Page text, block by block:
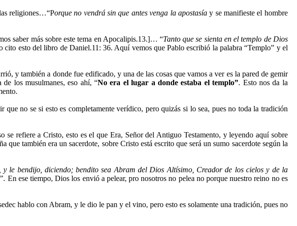
religiones…“Porque no vendrá sin que antes venga la apostasíay se manifieste el hombre
saber más sobre este tema en Apocalipis.13.]… “Tanto que se sienta en el templo de Dios
esto del libro de Daniel.11: 36. Aquí vemos que Pablo escribió la palabra “Templo” y el
y también a donde fue edificado, y una de las cosas que vamos a ver es la pared de gemir
los musulmanes, eso ahí, “No era el lugar a donde estaba el templo”. Esto nos da la
no se si esto es completamente verídico, pero quizás si lo sea, pues no toda la tradición
se refiere a Cristo, esto es el que Era, Señor del Antiguo Testamento, y leyendo aquí sobre
que también era un sacerdote, sobre Cristo está escrito que será un sumo sacerdote según la
le bendijo, diciendo; bendito sea Abram del Dios Altísimo, Creador de los cielos y de la
En ese tiempo, Dios los envió a pelear, pro nosotros no pelea no porque nuestro reino no es
hablo con Abram, y le dio le pan y el vino, pero esto es solamente una tradición, pues no